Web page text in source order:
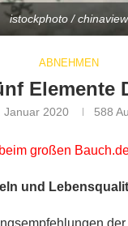
istockphoto / chinaview
ABNEHMEN
Elemente
Januar 2020 588
beim großen
und